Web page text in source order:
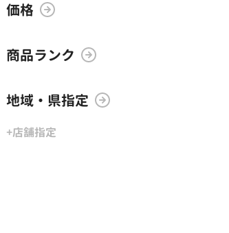
価格
商品ランク
地域・県指定
+店舗指定